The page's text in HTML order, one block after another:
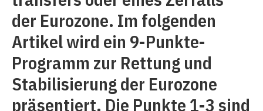
der Eurozone. Im folgenden
Artikel wird ein 9-Punkte-
Programm zur Rettung und
Stabilisierung der Eurozone
präsentiert. Die Punkte 1-3 sind